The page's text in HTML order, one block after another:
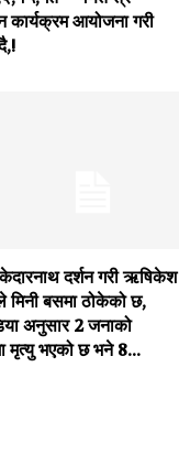
कार्यक्रम आयोजना गरी
दर्शन गरी ऋषिकेश
मिनी बसमा ठोकेको छ,
अनुसार 2 जनाको
मृत्यु भएको छ भने 8...